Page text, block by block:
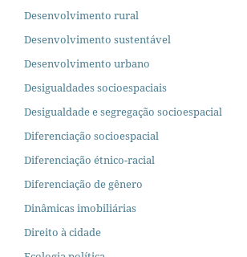
Desenvolvimento rural
Desenvolvimento sustentável
Desenvolvimento urbano
Desigualdades socioespaciais
Desigualdade e segregação socioespacial
Diferenciação socioespacial
Diferenciação étnico-racial
Diferenciação de gênero
Dinâmicas imobiliárias
Direito à cidade